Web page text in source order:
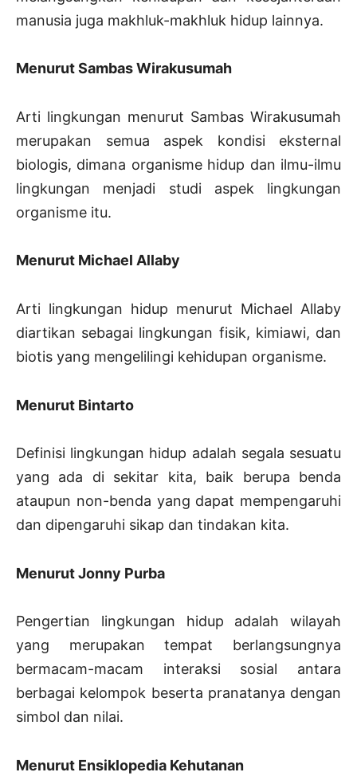
manusia juga makhluk-makhluk hidup lainnya.
Menurut Sambas Wirakusumah
Arti lingkungan menurut Sambas Wirakusumah
merupakan semua aspek kondisi eksternal
biologis, dimana organisme hidup dan ilmu-ilmu
lingkungan menjadi studi aspek lingkungan
organisme itu.
Menurut Michael Allaby
Arti lingkungan hidup menurut Michael Allaby
diartikan sebagai lingkungan fisik, kimiawi, dan
biotis yang mengelilingi kehidupan organisme.
Menurut Bintarto
Definisi lingkungan hidup adalah segala sesuatu
yang ada di sekitar kita, baik berupa benda
ataupun non-benda yang dapat mempengaruhi
dan dipengaruhi sikap dan tindakan kita.
Menurut Jonny Purba
Pengertian lingkungan hidup adalah wilayah
yang merupakan tempat berlangsungnya
bermacam-macam interaksi sosial antara
berbagai kelompok beserta pranatanya dengan
simbol dan nilai.
Menurut Ensiklopedia Kehutanan